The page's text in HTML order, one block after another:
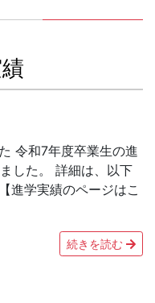
令和7年度卒業生の進
した。 詳細は、以下
進学実績のページはこ
続きを読む